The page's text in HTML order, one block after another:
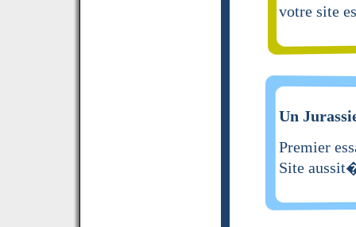
votre site
Un
Premier
Site